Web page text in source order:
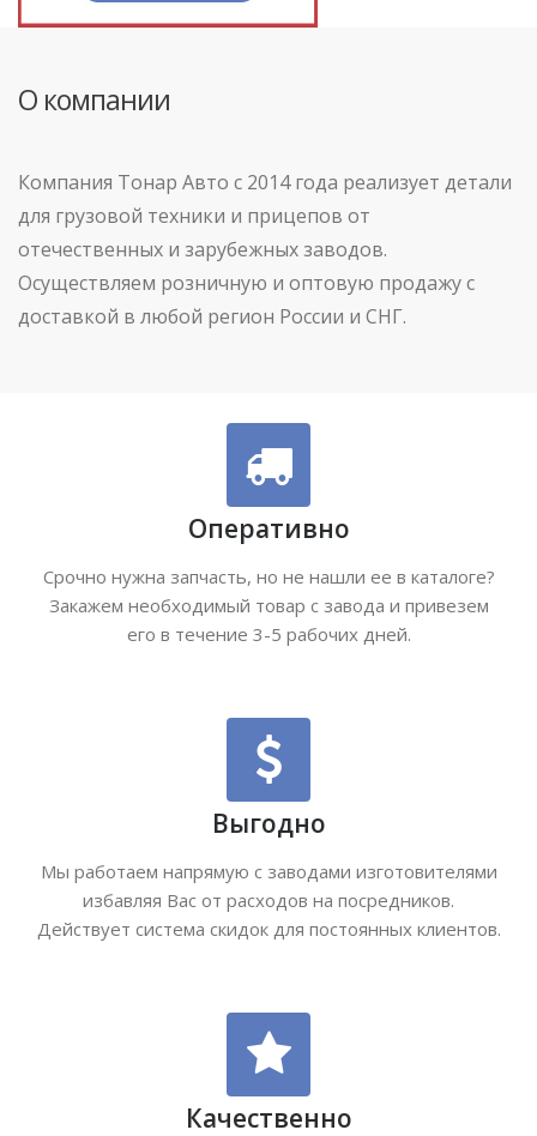
О компании
Компания Тонар Авто с 2014 года реализует детали
для грузовой техники и прицепов от
отечественных и зарубежных заводов.
Осуществляем розничную и оптовую продажу с
доставкой в любой регион России и СНГ.
Оперативно
Срочно нужна запчасть, но не нашли ее в каталоге?
Закажем необходимый товар с завода и привезем
его в течение 3-5 рабочих дней.
Выгодно
Мы работаем напрямую с заводами изготовителями
избавляя Вас от расходов на посредников.
Действует система скидок для постоянных клиентов.
Качественно